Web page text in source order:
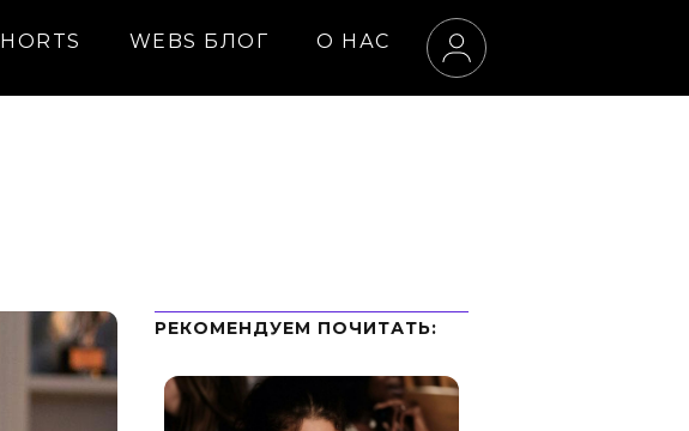
WEBS БЛОГ О НАС
РЕКОМЕНДУЕМ ПOЧИТАТЬ: